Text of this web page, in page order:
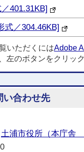
401.31KB]
式／304.46KB]
いただくにはAdobe
左のボタンをクリッ
い合わせ先
土浦市役所（本庁舎